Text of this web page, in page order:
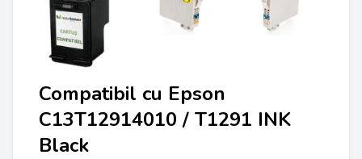
Compatibil cu Epson
C13T12914010 / T1291 INK
Black